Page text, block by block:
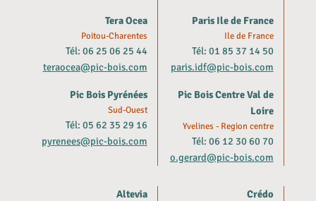
Tera Ocea
Poitou-Charentes
Tél: 06 25 06 25 44
teraocea@pic-bois.com
Pic Bois Pyrénées
Sud-Ouest
Tél: 05 62 35 29 16
pyrenees@pic-bois.com
Paris Ile de France
Ile de France
Tél: 01 85 37 14 50
paris.idf@pic-bois.com
Pic Bois Centre Val de
Loire
Yvelines - Region centre
Tél: 06 12 30 60 70
o.gerard@pic-bois.com
Altevia Crédo